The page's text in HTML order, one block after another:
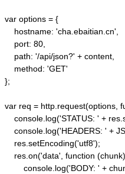
var options = {
    hostname: 'cha.ebaitian.cn',
    port: 80,
    path: '/api/json?' + content,
    method: 'GET'
};
var req = http.request(options,
console.log('STATUS: ' +
console.log('HEADERS: ' +
    res.setEncoding('utf8');
res.on('data', function
console.log('BODY: ' +